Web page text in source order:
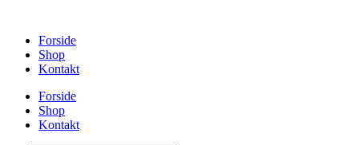
indholdForside
Shop
Kontakt
Forside
Shop
Kontakt